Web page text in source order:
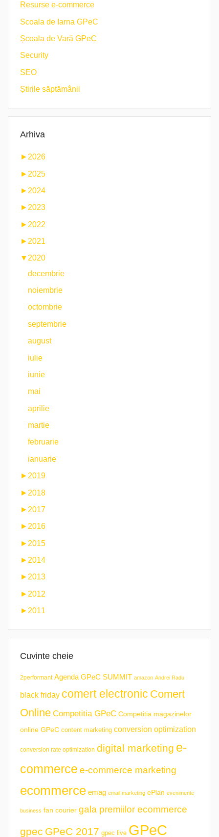
Resurse e-commerce
Scoala de Iarna GPeC
Școala de Vară GPeC
Security
SEO
Știrile săptămânii
Arhiva
► 2026
► 2025
► 2024
► 2023
► 2022
► 2021
▼2020
decembrie
noiembrie
octombrie
septembrie
august
iulie
iunie
mai
aprilie
martie
februarie
ianuarie
► 2019
► 2018
► 2017
► 2016
► 2015
► 2014
►2013
► 2012
► 2011
Cuvinte cheie
2performant Agenda GPeC SUMMIT amazon Andrei Radu
black friday comert electronic Comert
Online Competitia GPeC Competitia magazinelor
online GPeC content marketing conversion optimization
conversion rate optimization digital marketing e-
commerce e-commerce marketing
ecommerce emag email marketing ePlan evenimente
business fan courier gala premiilor ecommerce
gpec GPeC 2017 gpec live GPeC